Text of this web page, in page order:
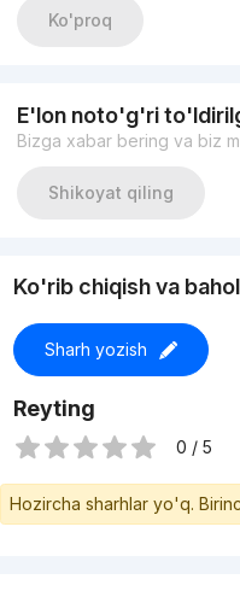
кадастр есть
Цена-75.000$ без торга
Ko'proq
E'lon noto'g'ri
Bizga xabar bering va biz
Shikoyat qiling
Ko'rib chiqish va
Sharh yozish
Reyting
0 / 5
Hozircha sharhlar yo'q.